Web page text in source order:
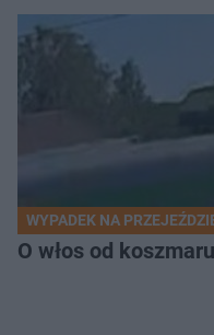
WYPADEK NA
O włos od